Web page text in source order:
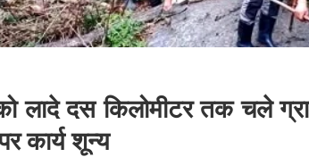
लादे दस किलोमीटर तक चले
कार्य शून्य